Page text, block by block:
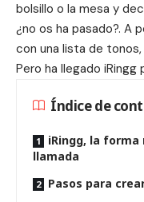
bolsillo o la mesa y
¿no os ha pasado?. A
con una lista de
Pero ha llegado iRingg
Índice de
iRingg, la
llamada
Pasos para